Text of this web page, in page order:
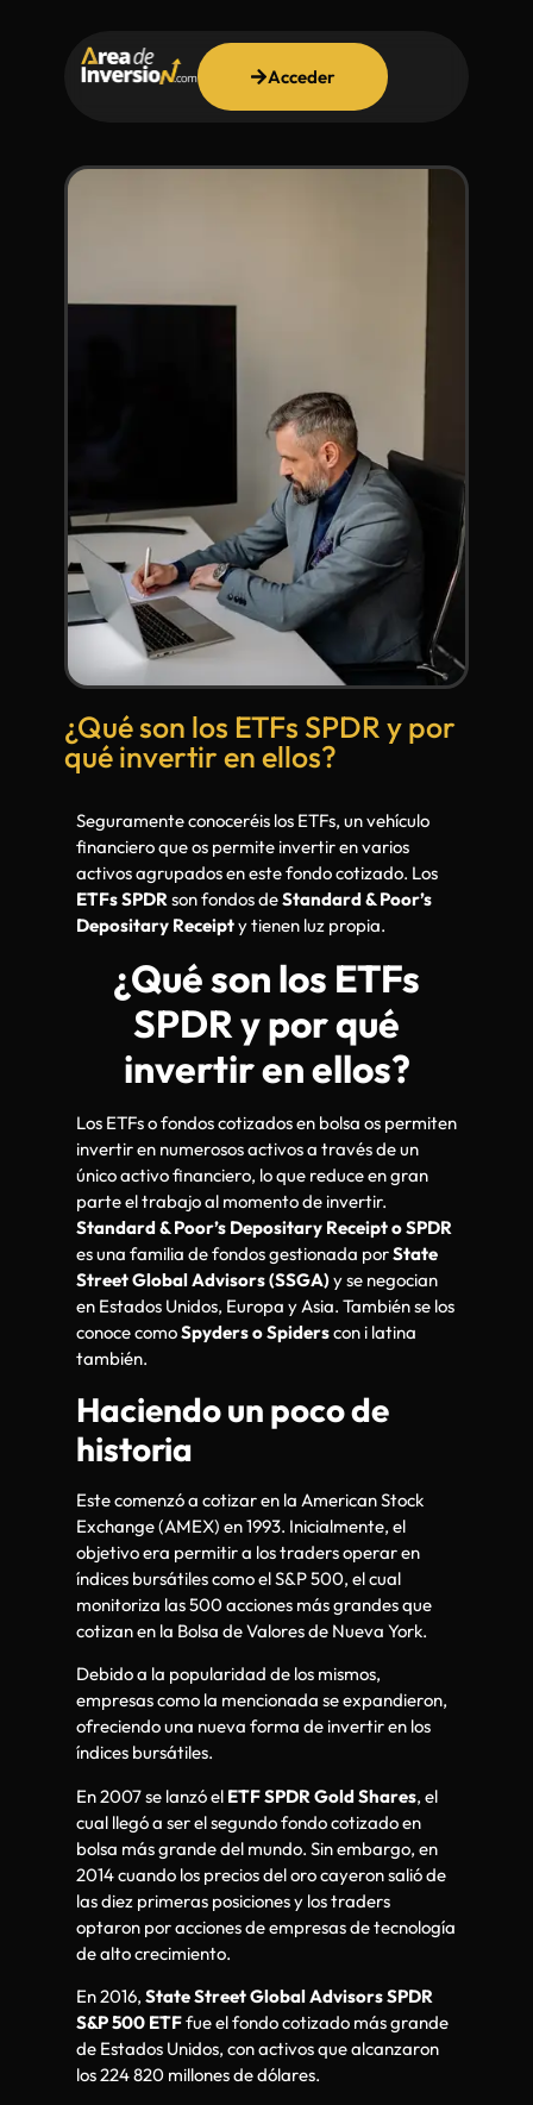
Acceder
¿Qué son los ETFs SPDR y por
qué invertir en ellos?
Seguramente conoceréis los ETFs, un vehículo
financiero que os permite invertir en varios
activos agrupados en este fondo cotizado. Los
ETFs SPDRson fondos deStandard & Poor’s
Depositary Receipty tienen luz propia.
¿Qué son los ETFs
SPDR y por qué
invertir en ellos?
Los ETFs o fondos cotizados en bolsa os permiten
invertir en numerosos activos a través de un
único activo financiero, lo que reduce en gran
parte el trabajo al momento de invertir.
Standard & Poor’s Depositary Receipt o SPDR
es una familia de fondos gestionada porState
Street Global Advisors (SSGA)y se negocian
en Estados Unidos, Europa y Asia. También se los
conoce comoSpyders o Spiderscon i latina
también.
Haciendo un poco de
historia
Este comenzó a cotizar en la American Stock
Exchange (AMEX) en 1993. Inicialmente, el
objetivo era permitir a los traders operar en
índices bursátiles como el S&P 500, el cual
monitoriza las 500 acciones más grandes que
cotizan en la Bolsa de Valores de Nueva York.
Debido a la popularidad de los mismos,
empresas como la mencionada se expandieron,
ofreciendo una nueva forma de invertir en los
índices bursátiles.
En 2007 se lanzó el ETF SPDR Gold Shares, el
cual llegó a ser el segundo fondo cotizado en
bolsa más grande del mundo. Sin embargo, en
2014 cuando los precios del oro cayeron salió de
las diez primeras posiciones y los traders
optaron por acciones de empresas de tecnología
de alto crecimiento.
En 2016, State Street Global Advisors SPDR
S&P 500 ETFfue el fondo cotizado más grande
de Estados Unidos, con activos que alcanzaron
los 224 820 millones de dólares.